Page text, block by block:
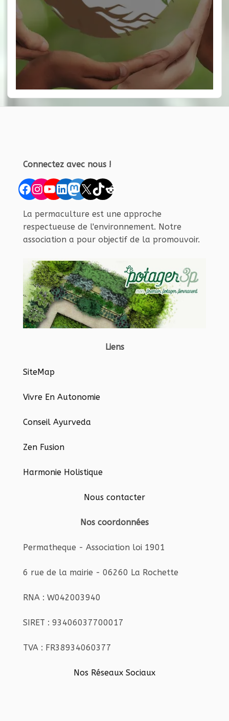
Connectez avec nous !
Facebook
Instagram
YouTube
LinkedIn
Mastodon
X TikTok
Reddit
La permaculture est une approche
respectueuse de l'environnement. Notre
association a pour objectif de la promouvoir.
Liens
SiteMap
Vivre En Autonomie
Conseil Ayurveda
Zen Fusion
Harmonie Holistique
Nous contacter
Nos coordonnées
Permatheque - Association loi 1901
6 rue de la mairie - 06260 La Rochette
RNA : W042003940
SIRET : 93406037700017
TVA : FR38934060377
Nos Réseaux Sociaux